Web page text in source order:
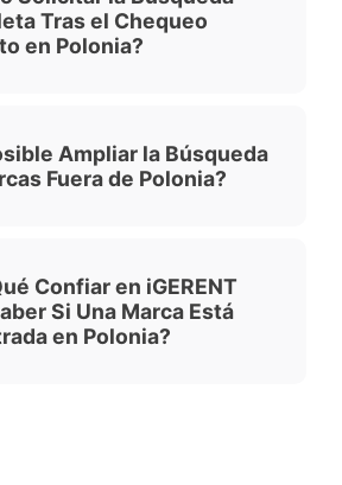
Tras el Chequeo
en Polonia?
Ampliar la Búsqueda
Fuera de Polonia?
Confiar en iGERENT
Si Una Marca Está
en Polonia?